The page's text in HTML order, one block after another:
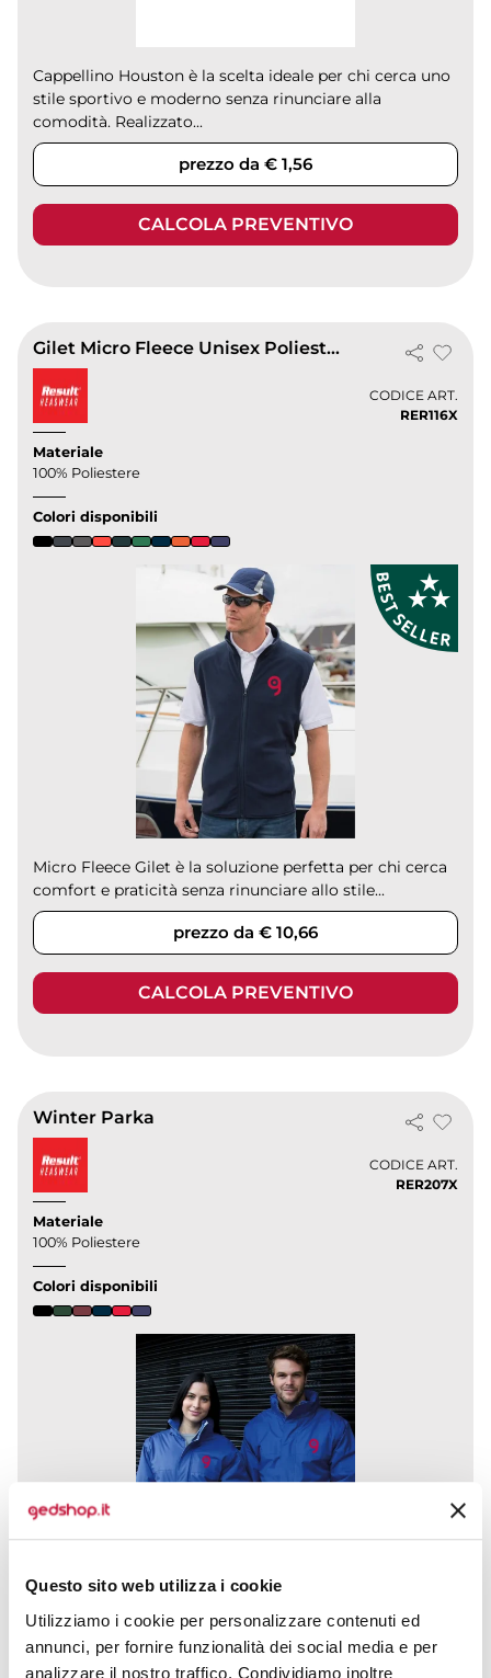
Questo sito web utilizza i cookie
Utilizziamo i cookie per personalizzare contenuti ed
annunci, per fornire funzionalità dei social media e per
analizzare il nostro traffico. Condividiamo inoltre
Cappellino Houston è la scelta ideale per chi cerca uno
stile sportivo e moderno senza rinunciare alla
comodità. Realizzato...
prezzo da € 1,56
CALCOLA PREVENTIVO
Gilet Micro Fleece Unisex Poliestere Morbido
CODICE ART.
RER116X
Materiale
100% Poliestere
Colori disponibili
Micro Fleece Gilet è la soluzione perfetta per chi cerca
comfort e praticità senza rinunciare allo stile...
prezzo da € 10,66
CALCOLA PREVENTIVO
Winter Parka
CODICE ART.
RER207X
Materiale
100% Poliestere
Colori disponibili
·esterno: 100% poliestere (StormDri 2000) con
rivestimento protettivo ·imbottitura: 160 g/m², 100%